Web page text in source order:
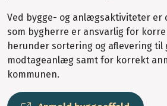
Ved bygge- og anlægsaktiviteter er
som bygherre er ansvarlig for
herunder sortering og aflevering til
modtageanlæg samt for korrekt
kommunen.